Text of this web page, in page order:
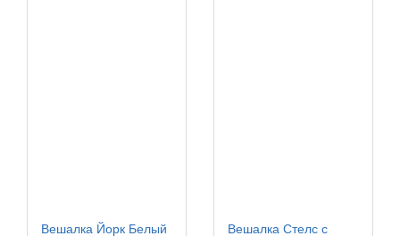
Вешалка Йорк Белый
Вешалка Стелс с